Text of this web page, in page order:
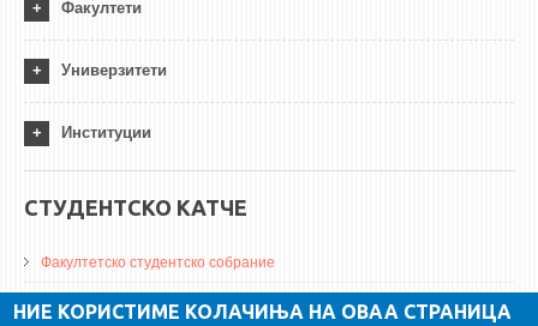
Факултети
Универзитети
Институции
СТУДЕНТСКО КАТЧЕ
Факултетско студентско собрание
ДА Винчи магазин
НИЕ КОРИСТИМЕ КОЛАЧИЊА НА ОВАА СТРАНИЦА